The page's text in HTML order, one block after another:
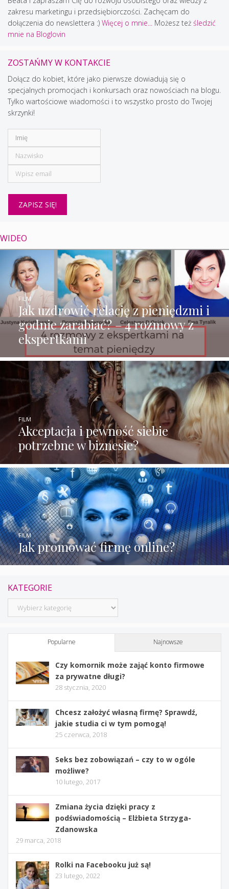
zakresu marketingu i przedsiębiorczości. Zachęcam do
dołączenia do newslettera :) Więcej o mnie... Możesz też śledzić
mnie na Bloglovin
ZOSTAŃMY W KONTAKCIE
Dołącz do kobiet, które jako pierwsze dowiadują się o
specjalnych promocjach i konkursach oraz nowościach na blogu.
Tylko wartościowe wiadomości i to wszystko prosto do Twojej
skrzynki!
WIDEO
Jak uzdrowić relację z pieniędzmi i
godnie zarabiać? – 4 rozmowy z
ekspertkami
FILM
Akceptacja i pewność siebie
potrzebne w biznesie?
FILM
Jak promować firmę online?
FILM
KATEGORIE
Kategorie
Popularne Najnowsze
Czy komornik może zająć konto firmowe
za prywatne długi?
28 stycznia, 2020
Chcesz założyć własną firmę? Sprawdź,
jakie studia ci w tym pomogą!
25 czerwca, 2018
Seks bez zobowiązań – czy to w ogóle
możliwe?
10 lutego, 2017
Zmiana życia dzięki pracy z
podświadomością – Elżbieta Strzyga-
Zdanowska
29 marca, 2018
Rolki na Facebooku już są!
23 lutego, 2022